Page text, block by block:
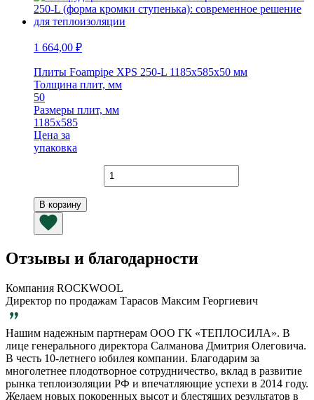
1 664,00 ₽
Плиты Foampipe XPS 250-L 1185х585х50 мм
Толщина плит, мм
50
Размеры плит, мм
1185х585
Цена за
упаковка
Количество
товара
1185х585х50
В корзину
Отзывы и благодарности
Компания ROCKWOOL
Директор по продажам Тарасов Максим Георгиевич
Нашим надежным партнерам ООО ГК «ТЕПЛОСИЛА». В
лице генерального директора Салманова Дмитрия Олеговича.
В честь 10-летнего юбилея компании. Благодарим за
многолетнее плодотворное сотрудничество, вклад в развитие
рынка теплоизоляции РФ и впечатляющие успехи в 2014 году.
Желаем новых покоренных высот и блестящих результатов в